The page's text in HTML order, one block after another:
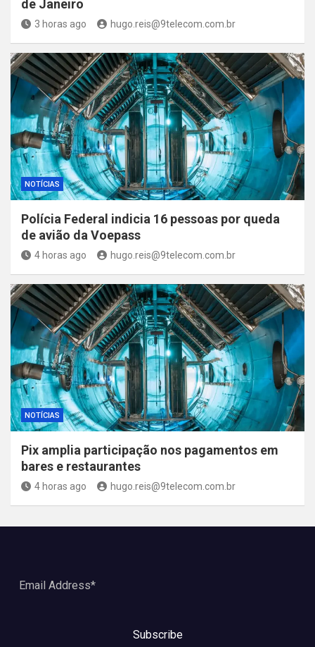
de Janeiro
3 horas ago hugo.reis@9telecom.com.br
NOTÍCIAS
Polícia Federal indicia 16 pessoas por queda
de avião da Voepass
4 horas ago hugo.reis@9telecom.com.br
NOTÍCIAS
Pix amplia participação nos pagamentos em
bares e restaurantes
4 horas ago hugo.reis@9telecom.com.br
Subscribe